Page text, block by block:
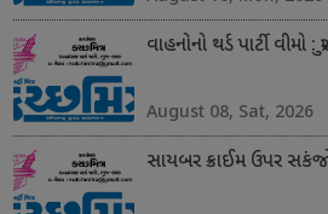
વાહનોનો થર્ડ પાર્ટી વીમો :
August 08, Sat, 2026
સાયબર ક્રાઈમ ઉપર